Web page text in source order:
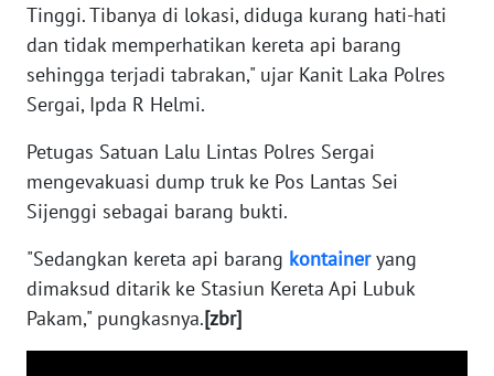
Tinggi. Tibanya di lokasi, diduga kurang hati-hati
dan tidak memperhatikan kereta api barang
sehingga terjadi tabrakan," ujar Kanit Laka Polres
Sergai, Ipda R Helmi.
Petugas Satuan Lalu Lintas Polres Sergai
mengevakuasi dump truk ke Pos Lantas Sei
Sijenggi sebagai barang bukti.
"Sedangkan kereta api barang kontaineryang
dimaksud ditarik ke Stasiun Kereta Api Lubuk
Pakam," pungkasnya.[zbr]
WN
WN
WN
BENGKULU
WN